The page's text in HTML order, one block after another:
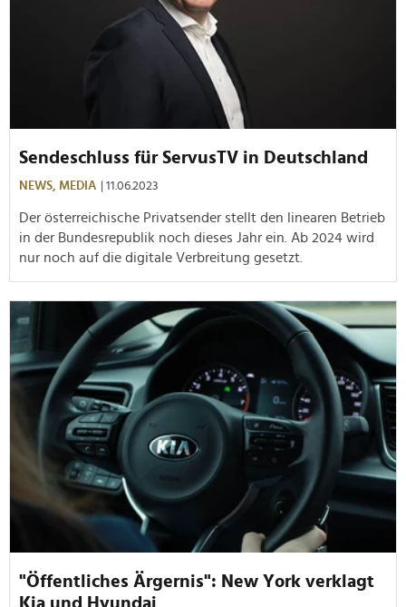
Sendeschluss für ServusTV in Deutschland
NEWS, MEDIA | 11.06.2023
Der österreichische Privatsender stellt den linearen Betrieb
in der Bundesrepublik noch dieses Jahr ein. Ab 2024 wird
nur noch auf die digitale Verbreitung gesetzt.
"Öffentliches Ärgernis": New York verklagt